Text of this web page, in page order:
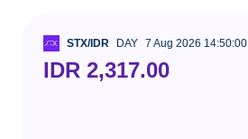
STX/IDR DAY 7 Aug 2026 14:50:00
IDR 2,317.00